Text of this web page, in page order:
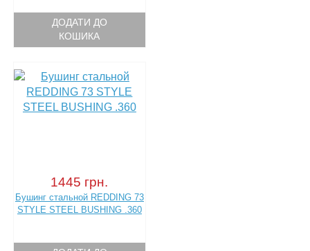
ДОДАТИ ДО
КОШИКА
1445 грн.
Бушинг стальной REDDING 73
STYLE STEEL BUSHING .360